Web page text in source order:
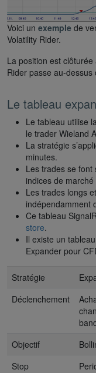
Voici un exemple de
Volatility Rider.
La position est clôturée
Rider passe au-dessus
Le tableau
Le tableau utilise
le trader Wieland
La stratégie
minutes.
Les trades se font
indices de
Les trades longs
indépendamment
Ce tableau
store.
Il existe un
Expander pour
Stratégie
Déclenchement
Objectif
Stop